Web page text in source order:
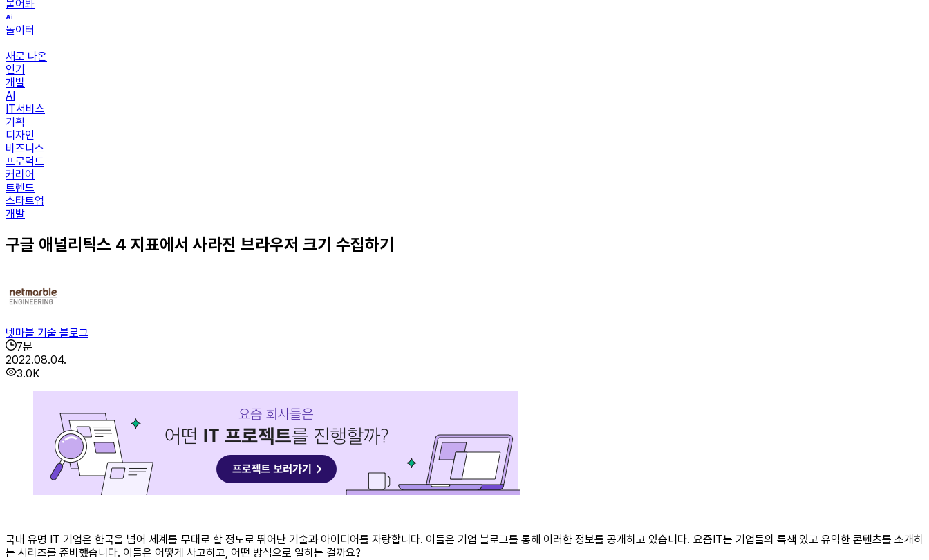
물어봐
놀이터
새로 나온
인기
개발
AI
IT서비스
기획
디자인
비즈니스
프로덕트
커리어
트렌드
스타트업
개발
구글 애널리틱스 4 지표에서 사라진 브라우저 크기 수집하기
넷마블 기술 블로그
7분
2022.08.04.
3.0K
국내 유명 IT 기업은 한국을 넘어 세계를 무대로 할 정도로 뛰어난 기술과 아이디어를 자랑합니다. 이들은 기업 블로그를 통해 이러한 정보를 공개하고 있습니다. 요즘IT는 기업들의 특색 있고 유익한 콘텐츠를 소개하
는 시리즈를 준비했습니다. 이들은 어떻게 사고하고, 어떤 방식으로 일하는 걸까요?